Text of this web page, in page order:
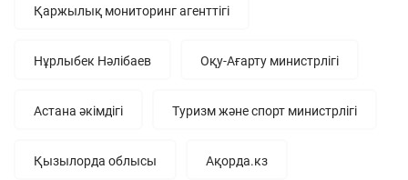
Қаржылық мониторинг агенттігі
Нұрлыбек Нәлібаев Оқу-Ағарту министрлігі
Астана әкімдігі Туризм және спорт министрлігі
Қызылорда облысы Ақорда.кз